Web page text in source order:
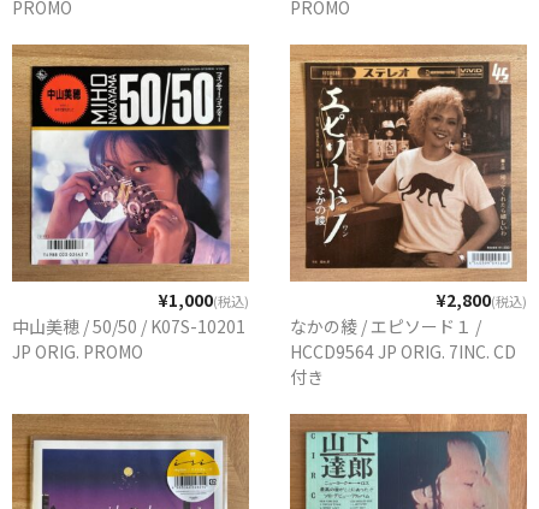
PROMO
PROMO
¥1,000(税込)
中山美穂 / 50/50 / K07S-10201
JP ORIG. PROMO
¥2,800(税込)
なかの綾 / エピソード１ /
HCCD9564 JP ORIG. 7INC. CD
付き